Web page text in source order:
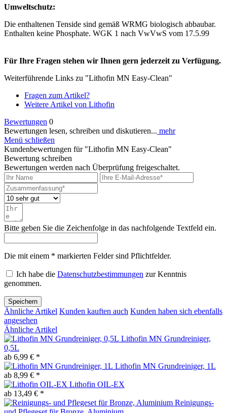
Umweltschutz:
Die enthaltenen Tenside sind gemäß WRMG biologisch abbaubar.
Enthalten keine Phosphate. WGK 1 nach VwVwS vom 17.5.99
Für Ihre Fragen stehen wir Ihnen gern jederzeit zu Verfügung.
Weiterführende Links zu "Lithofin MN Easy-Clean"
Fragen zum Artikel?
Weitere Artikel von Lithofin
Bewertungen 0
Bewertungen lesen, schreiben und diskutieren... mehr
Menü schließen
Kundenbewertungen für "Lithofin MN Easy-Clean"
Bewertung schreiben
Bewertungen werden nach Überprüfung freigeschaltet.
Bitte geben Sie die Zeichenfolge in das nachfolgende Textfeld ein.
Die mit einem * markierten Felder sind Pflichtfelder.
Ich habe die Datenschutzbestimmungen zur Kenntnis
genommen.
Speichern
Ähnliche Artikel Kunden kauften auch Kunden haben sich ebenfalls
angesehen
Ähnliche Artikel
Lithofin MN Grundreiniger,
0,5L
ab 6,99 € *
Lithofin MN Grundreiniger, 1L
ab 8,99 € *
Lithofin OIL-EX
ab 13,49 € *
Reinigungs-